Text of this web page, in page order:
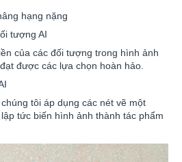
hạng nặng
tượng AI
của các đối tượng trong hình ảnh
được các lựa chọn hoàn hảo.
tôi áp dụng các nét vẽ một
tức biến hình ảnh thành tác phẩm